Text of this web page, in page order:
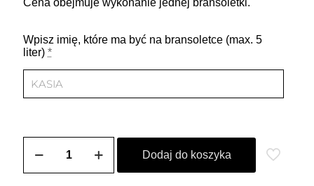
Cena obejmuje wykonanie jednej bransoletki.
Wpisz imię, które ma być na bransoletce (max. 5
liter) *
Bransoletka
Dodaj do koszyka